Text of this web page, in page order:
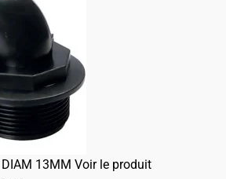
DIAM 13MM Voir le produit